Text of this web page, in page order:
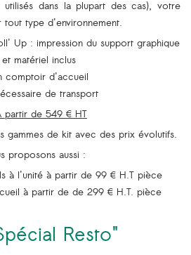
utilisés dans la plupart des cas), votre
tout type d'environnement.
Up : impression du support graphique
et matériel inclus
comptoir d'accueil
de transport
partir de 549 € HT
gammes de kit avec des prix évolutifs.
proposons aussi :
à l'unité à partir de 99 € H.T pièce
à partir de de 299 € H.T. pièce
Resto"